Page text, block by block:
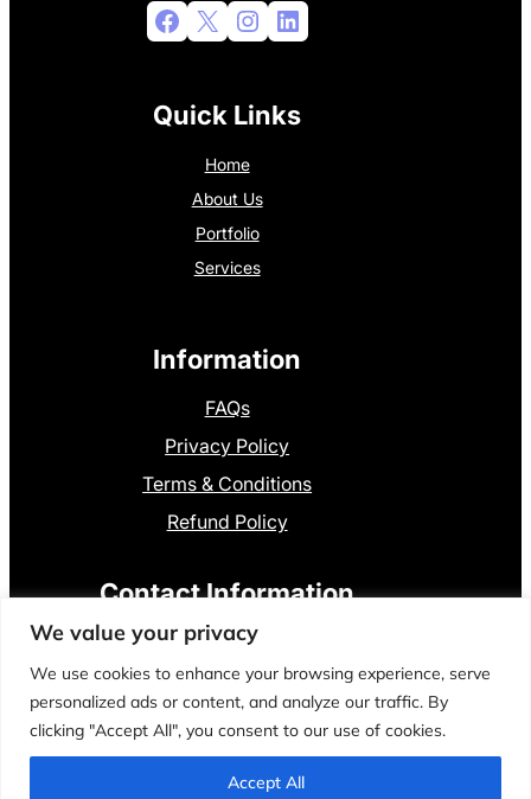
We value your privacy
We use cookies to enhance your browsing experience, serve
personalized ads or content, and analyze our traffic. By
clicking "Accept All", you consent to our use of cookies.
Accept All
Facebook X Instagram LinkedIn
Quick Links
Home
About Us
Portfolio
Services
Information
FAQs
Privacy Policy
Terms & Conditions
Refund Policy
Contact Information
+
8801300841136
Dumki, Pstu